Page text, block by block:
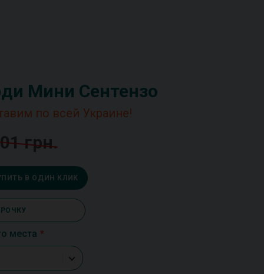
Мини Сентензо
по всей Украине!
грн.
В ОДИН КЛИК
места